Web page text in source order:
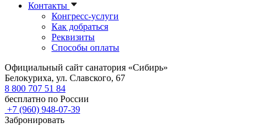
Контакты
Конгресс-услуги
Как добраться
Реквизиты
Способы оплаты
Официальный сайт санатория «Сибирь»
Белокуриха, ул. Славского, 67
8 800 707 51 84
бесплатно по России
+7 (960) 948-07-39
Забронировать